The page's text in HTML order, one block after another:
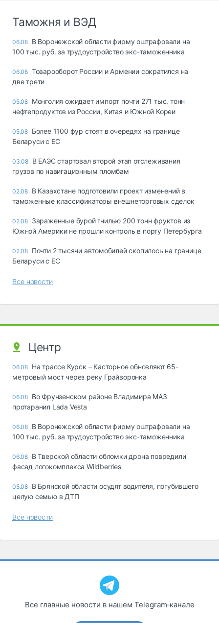
Таможня и ВЭД
06.08 В Воронежской области фирму оштрафовали на
100 тыс. руб. за трудоустройство экс-таможенника
06.08 Товарооборот России и Армении сократился на
две трети
05.08 Монголия ожидает импорт почти 271 тыс. тонн
нефтепродуктов из России, Китая и Южной Кореи
05.08 Более 1100 фур стоят в очередях на границе
Беларуси с ЕС
03.08 В ЕАЭС стартовал второй этап отслеживания
грузов по навигационным пломбам
02.08 В Казахстане подготовили проект изменений в
таможенные классификаторы внешнеторговых сделок
02.08 Зараженные бурой гнилью 200 тонн фруктов из
Южной Америки не прошли контроль в порту Петербурга
02.08 Почти 2 тысячи автомобилей скопилось на границе
Беларуси с ЕС
Все новости
Центр
06.08 На трассе Курск – Касторное обновляют 65-
метровый мост через реку Грайворонка
06.08 Во Фрунзенском районе Владимира МАЗ
протаранил Lada Vesta
06.08 В Воронежской области фирму оштрафовали на
100 тыс. руб. за трудоустройство экс-таможенника
06.08 В Тверской области обломки дрона повредили
фасад логокомплекса Wildberries
05.08 В Брянской области осудят водителя, погубившего
целую семью в ДТП
Все новости
Все главные новости в нашем Telegram‑канале